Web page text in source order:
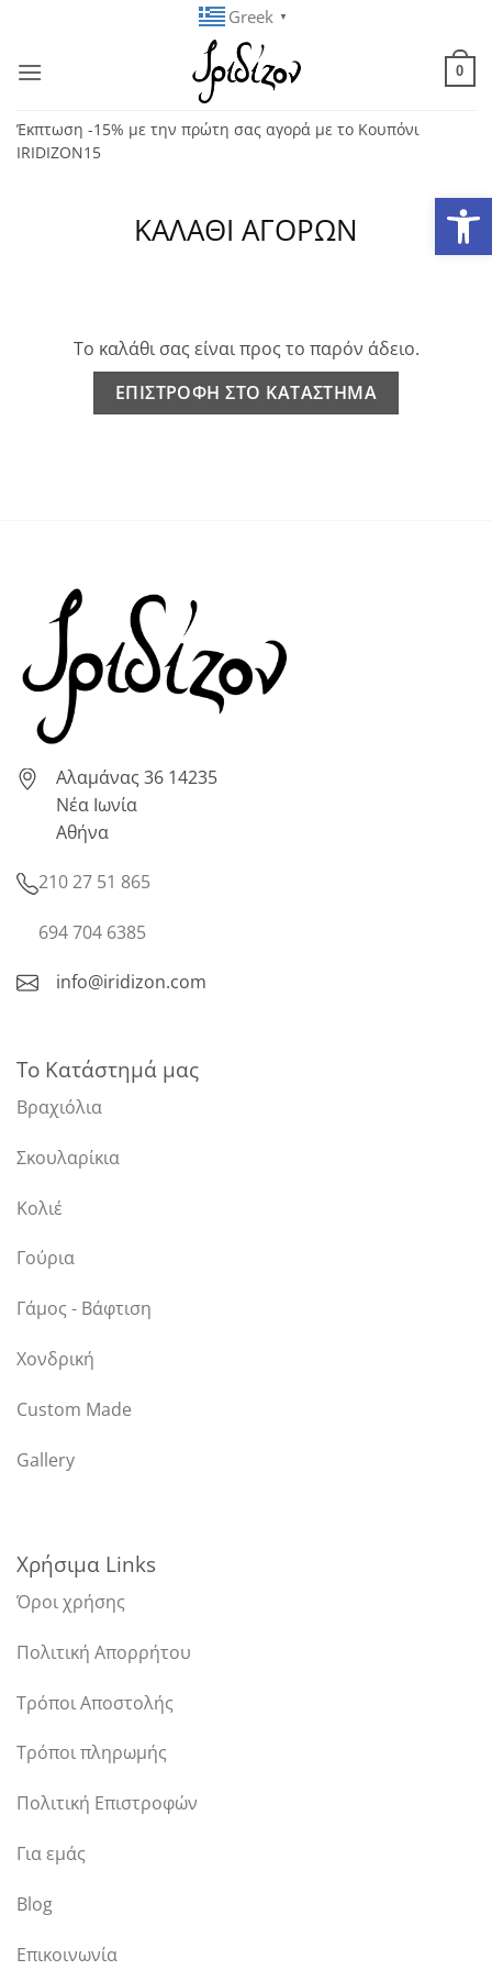
περιεχόμενο
Greek ▼
0
Έκπτωση -15% με την πρώτη σας αγορά με το Κουπόνι
IRIDIZON15
ΚΑΛΆΘΙ ΑΓΟΡΏΝ
Το καλάθι σας είναι προς το παρόν άδειο.
ΕΠΙΣΤΡΟΦΉ ΣΤΟ ΚΑΤΆΣΤΗΜΑ
Αλαμάνας 36 14235
Νέα Ιωνία
Αθήνα
210 27 51 865
694 704 6385
info@iridizon.com
Το Κατάστημά μας
Βραχιόλια
Σκουλαρίκια
Κολιέ
Γούρια
Γάμος - Βάφτιση
Χονδρική
Custom Made
Gallery
Χρήσιμα Links
Όροι χρήσης
Πολιτική Απορρήτου
Τρόποι Αποστολής
Τρόποι πληρωμής
Πολιτική Επιστροφών
Για εμάς
Blog
Επικοινωνία